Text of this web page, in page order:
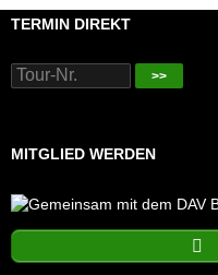
TERMIN DIREKT
>>
MITGLIED WERDEN